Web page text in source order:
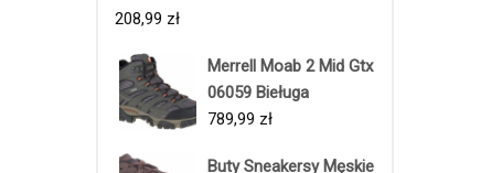
208,99 zł
Merrell Moab 2 Mid Gtx
06059 Bieługa
789,99 zł
Buty Sneakersy Męskie